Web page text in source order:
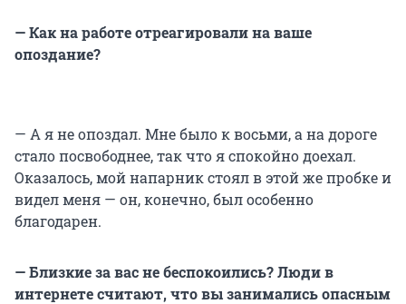
— Как на работе отреагировали на ваше
опоздание?
— А я не опоздал. Мне было к восьми, а на дороге
стало посвободнее, так что я спокойно доехал.
Оказалось, мой напарник стоял в этой же пробке и
видел меня — он, конечно, был особенно
благодарен.
— Близкие за вас не беспокоились? Люди в
интернете считают, что вы занимались опасным